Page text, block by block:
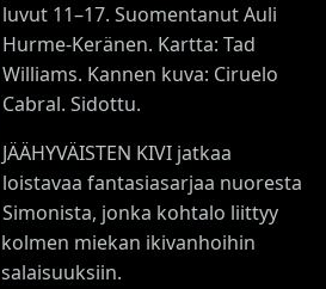
luvut 11–17. Suomentanut Auli
Hurme-Keränen. Kartta: Tad
Williams. Kannen kuva: Ciruelo
Cabral. Sidottu.
JÄÄHYVÄISTEN KIVI jatkaa
loistavaa fantasiasarjaa nuoresta
Simonista, jonka kohtalo liittyy
kolmen miekan ikivanhoihin
salaisuuksiin.